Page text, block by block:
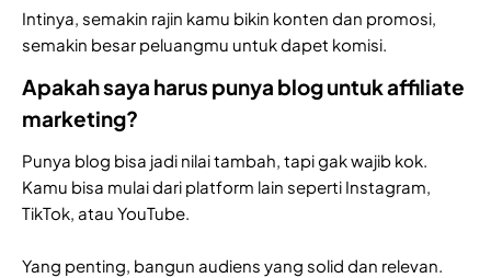
Intinya, semakin rajin kamu bikin konten dan promosi,
semakin besar peluangmu untuk dapet komisi.
Apakah saya harus punya blog untuk affiliate
marketing?
Punya blog bisa jadi nilai tambah, tapi gak wajib kok.
Kamu bisa mulai dari platform lain seperti Instagram,
TikTok, atau YouTube.
Yang penting, bangun audiens yang solid dan relevan.